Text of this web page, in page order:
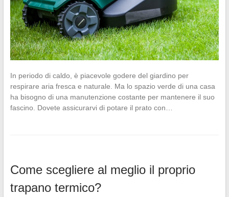
In periodo di caldo, è piacevole godere del giardino per
respirare aria fresca e naturale. Ma lo spazio verde di una casa
ha bisogno di una manutenzione costante per mantenere il suo
fascino. Dovete assicurarvi di potare il prato con…
Come scegliere al meglio il proprio
trapano termico?